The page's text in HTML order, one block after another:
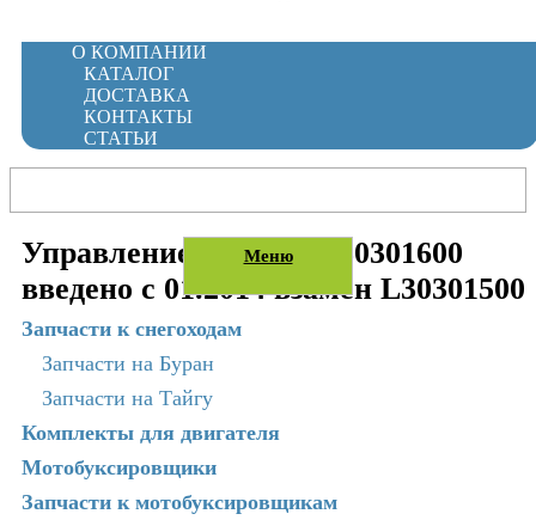
О КОМПАНИИ
КАТАЛОГ
ДОСТАВКА
КОНТАКТЫ
СТАТЬИ
Меню
Управление рулевое L30301600
введено с 01.2014 взамен L30301500
Запчасти к снегоходам
Запчасти на Буран
Запчасти на Тайгу
Комплекты для двигателя
Мотобуксировщики
Запчасти к мотобуксировщикам